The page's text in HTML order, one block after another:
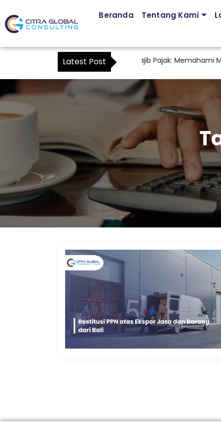
Beranda Tentang Kami
Latest Post
Jasa Pendampingan Kuasa Wajib Pajak: Memahami Mulai